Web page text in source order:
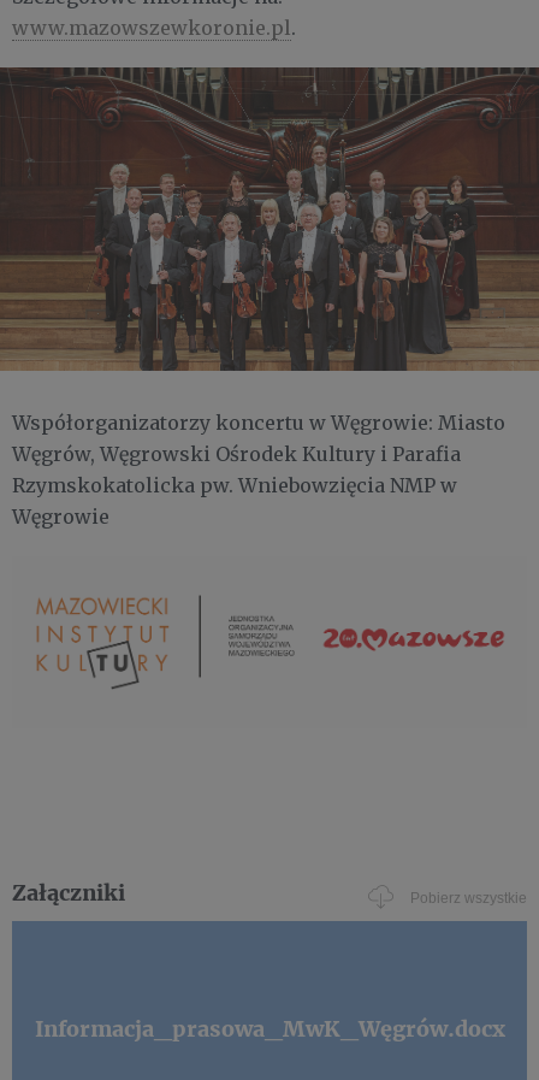
www.mazowszewkoronie.pl.
Współorganizatorzy koncertu w Węgrowie: Miasto
Węgrów, Węgrowski Ośrodek Kultury i Parafia
Rzymskokatolicka pw. Wniebowzięcia NMP w
Węgrowie
Załączniki Pobierz wszystkie
Informacja_prasowa_MwK_Węgrów.docx